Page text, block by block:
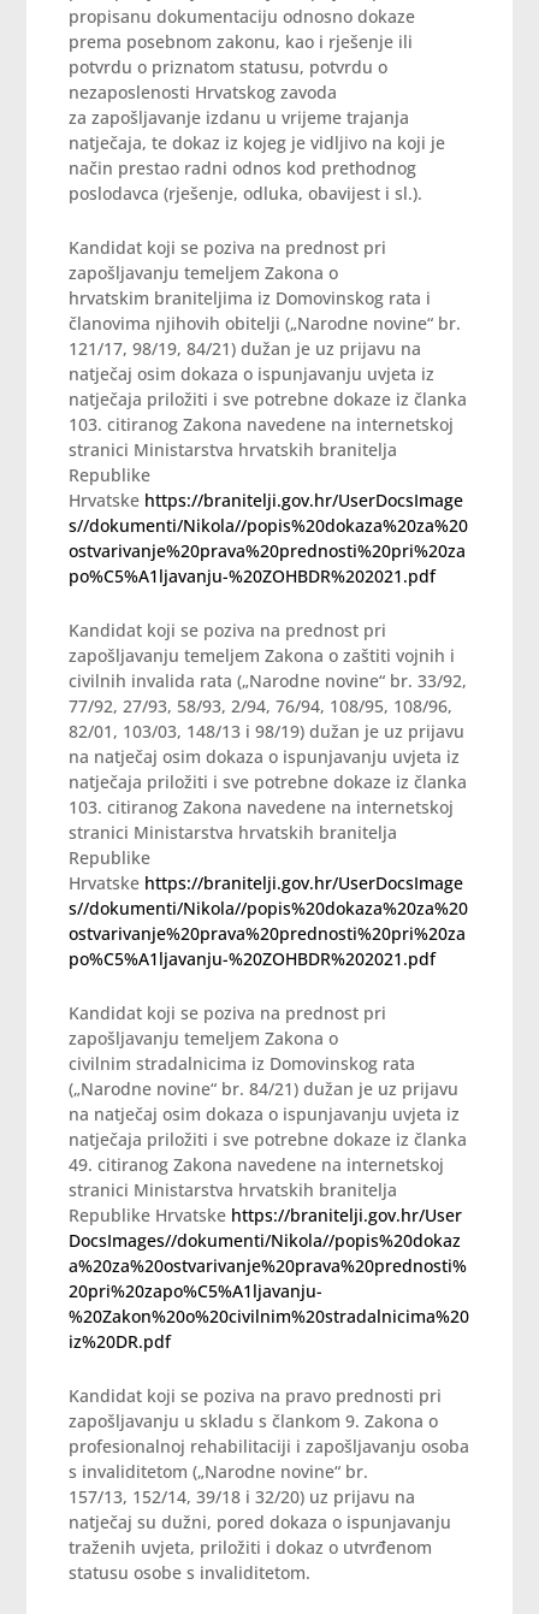
propisanu dokumentaciju odnosno dokaze
prema posebnom zakonu, kao i rješenje ili
potvrdu o priznatom statusu, potvrdu o
nezaposlenosti Hrvatskog zavoda
za zapošljavanje izdanu u vrijeme trajanja
natječaja, te dokaz iz kojeg je vidljivo na koji je
način prestao radni odnos kod prethodnog
poslodavca (rješenje, odluka, obavijest i sl.).
Kandidat koji se poziva na prednost pri
zapošljavanju temeljem Zakona o
hrvatskim braniteljima iz Domovinskog rata i
članovima njihovih obitelji („Narodne novine“ br.
121/17, 98/19, 84/21) dužan je uz prijavu na
natječaj osim dokaza o ispunjavanju uvjeta iz
natječaja priložiti i sve potrebne dokaze iz članka
103. citiranog Zakona navedene na internetskoj
stranici Ministarstva hrvatskih branitelja
Republike
Hrvatske https://branitelji.gov.hr/UserDocsImage
s//dokumenti/Nikola//popis%20dokaza%20za%20
ostvarivanje%20prava%20prednosti%20pri%20za
po%C5%A1ljavanju-%20ZOHBDR%202021.pdf
Kandidat koji se poziva na prednost pri
zapošljavanju temeljem Zakona o zaštiti vojnih i
civilnih invalida rata („Narodne novine“ br. 33/92,
77/92, 27/93, 58/93, 2/94, 76/94, 108/95, 108/96,
82/01, 103/03, 148/13 i 98/19) dužan je uz prijavu
na natječaj osim dokaza o ispunjavanju uvjeta iz
natječaja priložiti i sve potrebne dokaze iz članka
103. citiranog Zakona navedene na internetskoj
stranici Ministarstva hrvatskih branitelja
Republike
Hrvatske https://branitelji.gov.hr/UserDocsImage
s//dokumenti/Nikola//popis%20dokaza%20za%20
ostvarivanje%20prava%20prednosti%20pri%20za
po%C5%A1ljavanju-%20ZOHBDR%202021.pdf
Kandidat koji se poziva na prednost pri
zapošljavanju temeljem Zakona o
civilnim stradalnicima iz Domovinskog rata
(„Narodne novine“ br. 84/21) dužan je uz prijavu
na natječaj osim dokaza o ispunjavanju uvjeta iz
natječaja priložiti i sve potrebne dokaze iz članka
49. citiranog Zakona navedene na internetskoj
stranici Ministarstva hrvatskih branitelja
Republike Hrvatske https://branitelji.gov.hr/User
DocsImages//dokumenti/Nikola//popis%20dokaz
a%20za%20ostvarivanje%20prava%20prednosti%
20pri%20zapo%C5%A1ljavanju-
%20Zakon%20o%20civilnim%20stradalnicima%20
iz%20DR.pdf
Kandidat koji se poziva na pravo prednosti pri
zapošljavanju u skladu s člankom 9. Zakona o
profesionalnoj rehabilitaciji i zapošljavanju osoba
s invaliditetom („Narodne novine“ br.
157/13, 152/14, 39/18 i 32/20) uz prijavu na
natječaj su dužni, pored dokaza o ispunjavanju
traženih uvjeta, priložiti i dokaz o utvrđenom
statusu osobe s invaliditetom.